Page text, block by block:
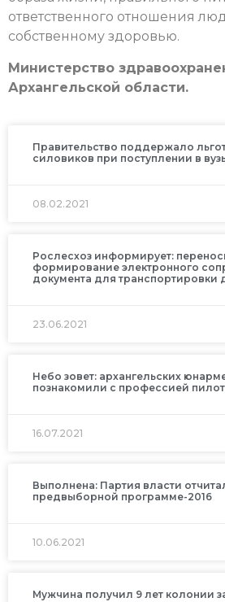
ответственного отношения
собственному здоровью.
Министерство
Архангельской области.
Правительство поддержало
силовиков при поступлении в
08.02.2021
Рослесхоз информирует:
формирование электронного
документа для транспортировки
23.06.2021
Небо зовет: архангельских
познакомили с профессией
16.07.2021
Выполнена: Партия власти
предвыборной программе-2016
10.06.2021
Мужчина получил 9 лет колонии